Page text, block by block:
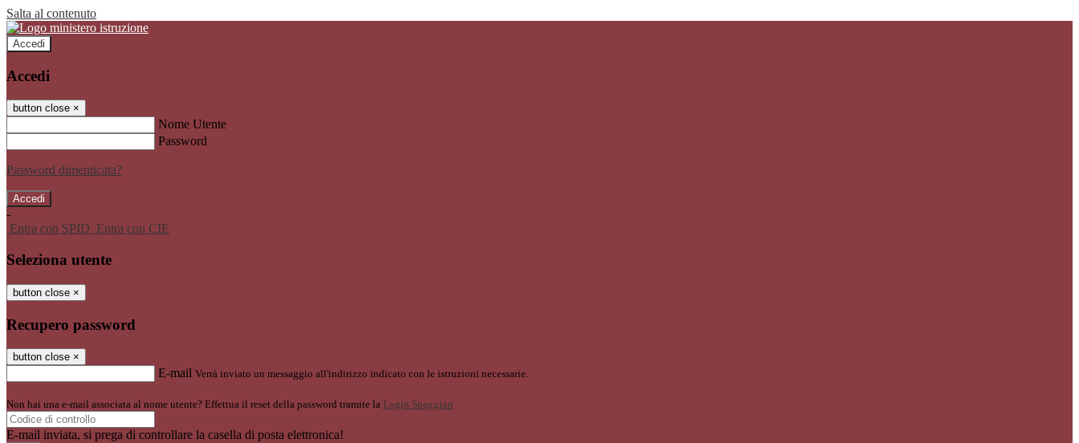
Salta al contenuto
Accedi
Accedi
button close ×
Nome Utente
Password
Password dimenticata?
-
Entra con SPID Entra con CIE
Seleziona utente
button close ×
Recupero password
button close ×
E-mail Verrà inviato un messaggio all'indirizzo indicato con le istruzioni necessarie.
Non hai una e-mail associata al nome utente? Effettua il reset della password tramite la Login Spaggiari
E-mail inviata, si prega di controllare la casella di posta elettronica!